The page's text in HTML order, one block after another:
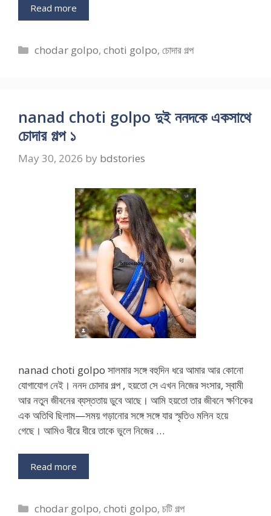
Read more
Categories
chodar golpo,choti golpo,চোদার গল্প
nanad choti golpo দুই ননদকে একসাথে
চোদার গল্প ১
May 30, 2026 by bdstories
nanad choti golpo সালমার সঙ্গে বহুদিন ধরে আমার আর কোনো
যোগাযোগ নেই। ননদ চোদার গল্প , হয়তো সে এখন নিজের সংসার, স্বামী
আর নতুন জীবনের ব্যস্ততায় ডুবে আছে। আমি হয়তো তার জীবনে ক্ষণিকের
এক অতিথি ছিলাম—সময় গড়ানোর সঙ্গে সঙ্গে যার স্মৃতিও মলিন হয়ে
গেছে। আমিও ধীরে ধীরে তাকে ভুলে নিজের …
Read more
Categories
chodar golpo,choti golpo,চটি গল্প